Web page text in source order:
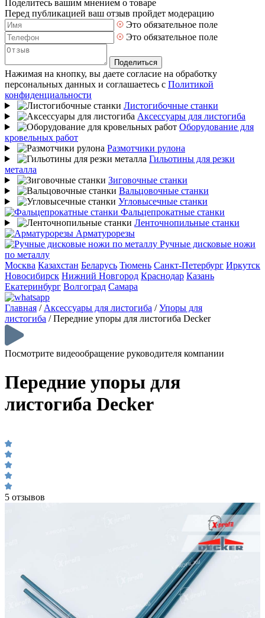
Поделитесь вашим мнением о товаре
Перед публикацией ваш отзыв пройдет модерацию
Это обязательное поле
Это обязательное поле
Поделиться
Нажимая на кнопку, вы даете согласие на обработку
персональных данных и соглашаетесь с Политикой
конфиденциальности
Листогибочные станки
Аксессуары для листогиба
Оборудование для
кровельных работ
Размотчики рулона
Гильотины для резки
металла
Зиговочные станки
Вальцовочные станки
Угловысечные станки
Фальцепрокатные станки
Ленточнопильные станки
Арматурорезы
Ручные дисковые ножи
по металлу
Москва Казахстан Беларусь Тюмень Санкт-Петербург Иркутск
Новосибирск Нижний Новгород Краснодар Казань
Екатеринбург Волгоград Самара
Главная / Аксессуары для листогиба /Упоры для
листогиба /Передние упоры для листогиба Decker
Посмотрите видеообращение руководителя компании
Передние упоры для
листогиба Decker
5 отзывов